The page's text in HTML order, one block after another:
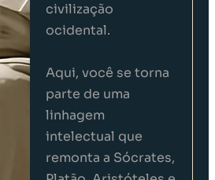
civilização
ocidental.
Aqui, você se torna
parte de uma
linhagem
intelectual que
remonta a Sócrates,